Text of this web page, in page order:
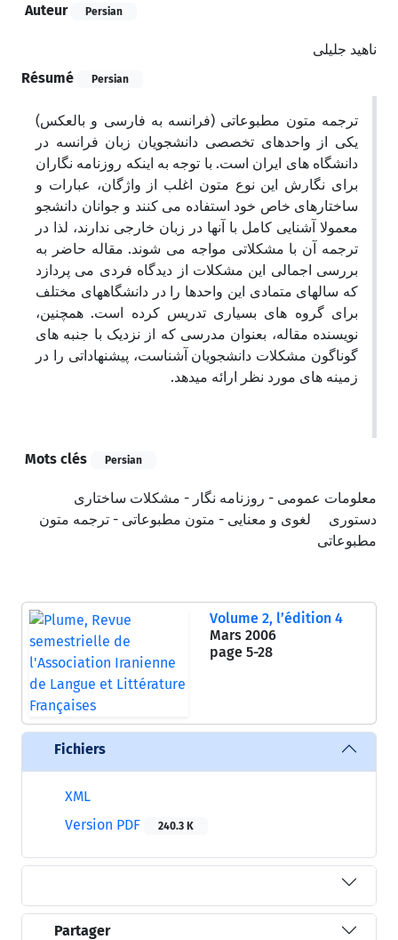
Auteur Persian
ناهید جلیلی
Résumé
Persian
ترجمه متون مطبوعاتی (فرانسه به فارسی و بالعکس)
یکی از واحدهای تخصصی دانشجویان زبان فرانسه در
دانشگاه های ایران است. با توجه به اینکه روزنامه نگاران
برای نگارش این نوع متون اغلب از واژگان، عبارات و
ساختارهای خاص خود استفاده می کنند و جوانان دانشجو
معمولا آشنایی کامل با آنها در زبان خارجی ندارند، لذا در
ترجمه آن با مشکلاتی مواجه می شوند. مقاله حاضر به
بررسی اجمالی این مشکلات از دیدگاه فردی می پردازد
که سالهای متمادی این واحدها را در دانشگاههای مختلف
برای گروه های بسیاری تدریس کرده است. همچنین،
نویسنده مقاله، بعنوان مدرسی که از نزدیک با جنبه های
گوناگون مشکلات دانشجویان آشناست، پیشنهاداتی را در
زمینه های مورد نظر ارائه میدهد.
Mots clés Persian
معلومات عمومی - روزنامه نگار - مشکلات ساختاری
دستوری
لغوی و معنایی - متون مطبوعاتی - ترجمه متون
مطبوعاتی
Volume 2, l’édition 4
Mars 2006
page 5-28
Fichiers
XML
Version PDF
240.3 K
Partager